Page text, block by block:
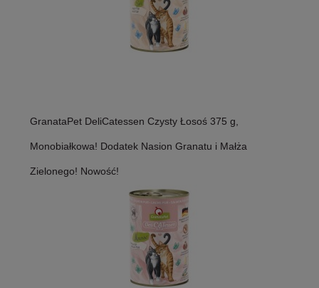
GranataPet DeliCatessen Czysty Łosoś 375 g,
Monobiałkowa! Dodatek Nasion Granatu i Małża
Zielonego! Nowość!